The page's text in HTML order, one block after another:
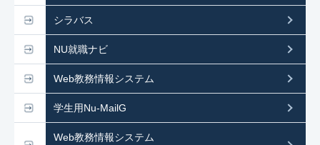
シラバス
NU就職ナビ
Web教務情報システム
学生用Nu-MailG
Web教務情報システム